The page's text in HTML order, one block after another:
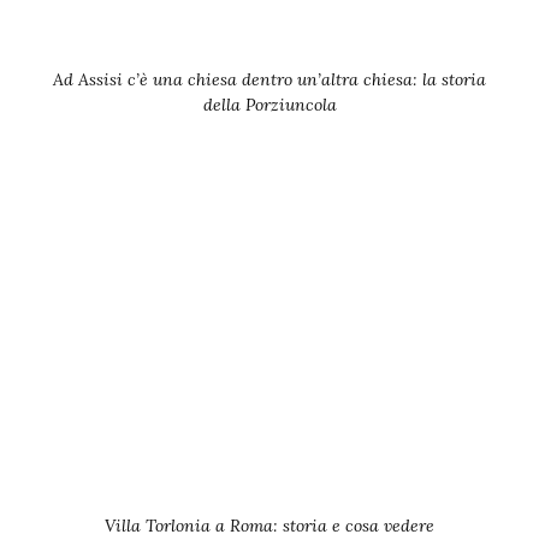
Ad Assisi c’è una chiesa dentro un’altra chiesa: la storia
della Porziuncola
Villa Torlonia a Roma: storia e cosa vedere